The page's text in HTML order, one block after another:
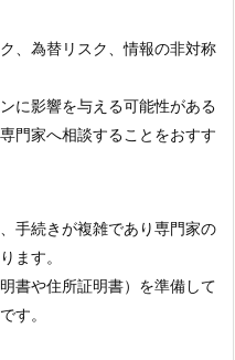
、為替リスク、情報の非対称
に影響を与える可能性がある
門家へ相談することをおすす
手続きが複雑であり専門家の
ます。
書や住所証明書）を準備して
す。